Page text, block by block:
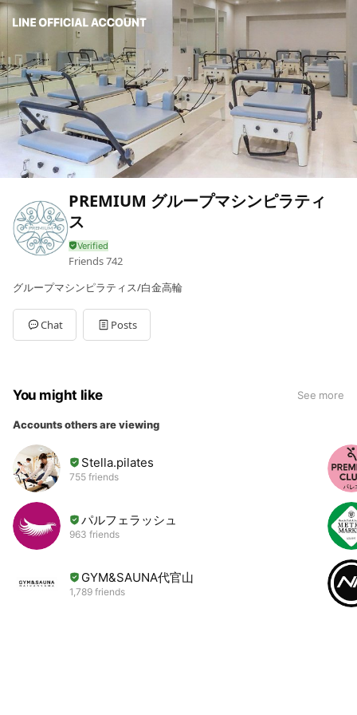
PREMIUM グループマシンピラティ
ス
Friends742
グループマシンピラティス/白金高輪
Chat Posts
You might like See more
Accounts others are viewing
Stella.pilates
755 friends
パルフェラッシュ
963 friends
GYM&SAUNA代官山
1,789 friends